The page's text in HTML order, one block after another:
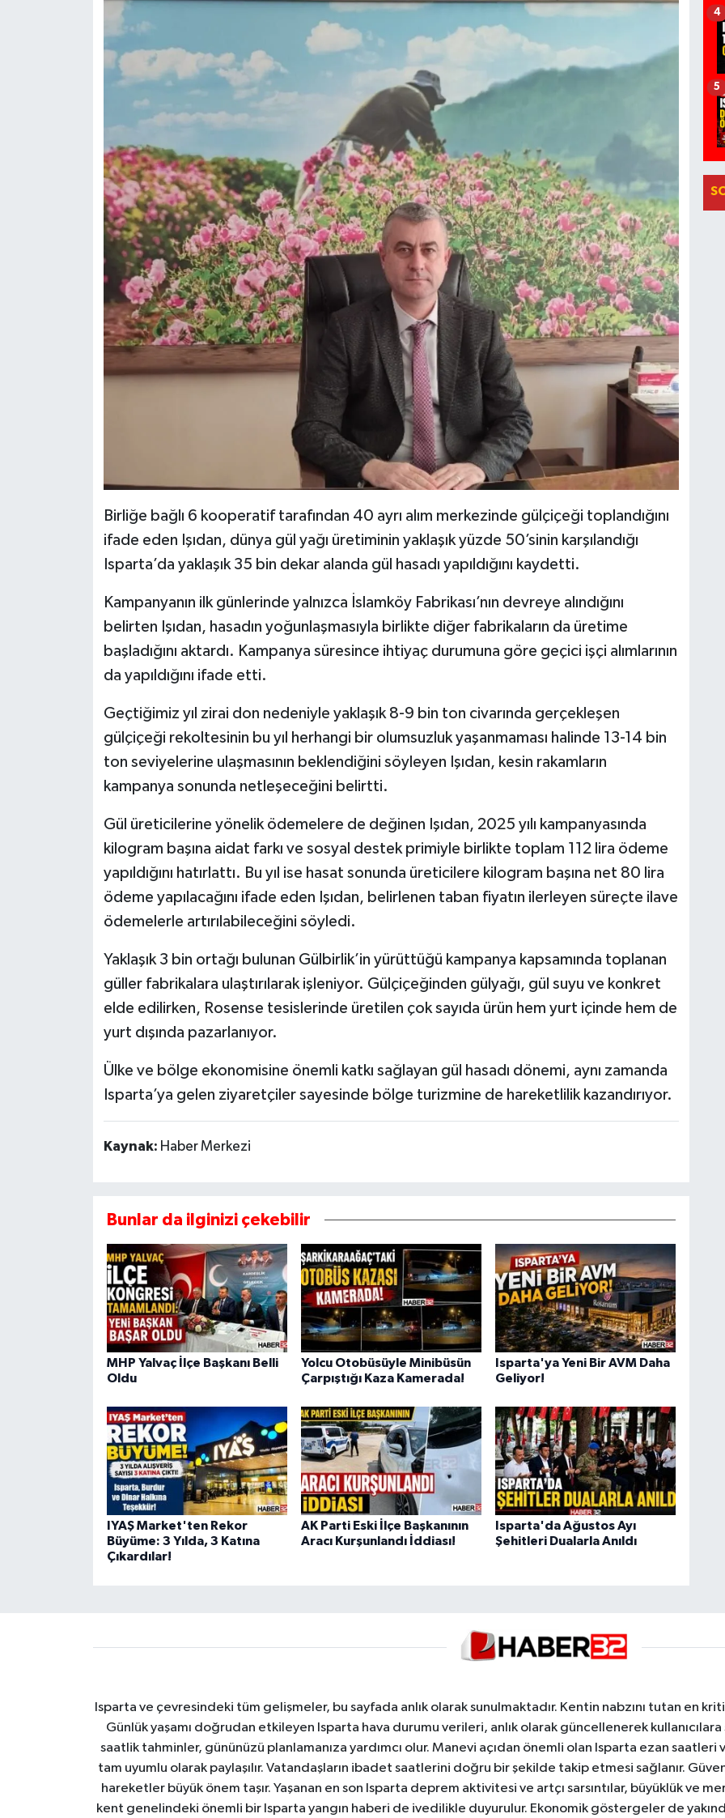
Birliğe bağlı 6 kooperatif tarafından 40 ayrı alım merkezinde gülçiçeği toplandığını
ifade eden Işıdan, dünya gül yağı üretiminin yaklaşık yüzde 50’sinin karşılandığı
Isparta’da yaklaşık 35 bin dekar alanda gül hasadı yapıldığını kaydetti.
Kampanyanın ilk günlerinde yalnızca İslamköy Fabrikası’nın devreye alındığını
belirten Işıdan, hasadın yoğunlaşmasıyla birlikte diğer fabrikaların da üretime
başladığını aktardı. Kampanya süresince ihtiyaç durumuna göre geçici işçi alımlarının
da yapıldığını ifade etti.
Geçtiğimiz yıl zirai don nedeniyle yaklaşık 8-9 bin ton civarında gerçekleşen
gülçiçeği rekoltesinin bu yıl herhangi bir olumsuzluk yaşanmaması halinde 13-14 bin
ton seviyelerine ulaşmasının beklendiğini söyleyen Işıdan, kesin rakamların
kampanya sonunda netleşeceğini belirtti.
Gül üreticilerine yönelik ödemelere de değinen Işıdan, 2025 yılı kampanyasında
kilogram başına aidat farkı ve sosyal destek primiyle birlikte toplam 112 lira ödeme
yapıldığını hatırlattı. Bu yıl ise hasat sonunda üreticilere kilogram başına net 80 lira
ödeme yapılacağını ifade eden Işıdan, belirlenen taban fiyatın ilerleyen süreçte ilave
ödemelerle artırılabileceğini söyledi.
Yaklaşık 3 bin ortağı bulunan Gülbirlik’in yürüttüğü kampanya kapsamında toplanan
güller fabrikalara ulaştırılarak işleniyor. Gülçiçeğinden gülyağı, gül suyu ve konkret
elde edilirken, Rosense tesislerinde üretilen çok sayıda ürün hem yurt içinde hem de
yurt dışında pazarlanıyor.
Ülke ve bölge ekonomisine önemli katkı sağlayan gül hasadı dönemi, aynı zamanda
Isparta’ya gelen ziyaretçiler sayesinde bölge turizmine de hareketlilik kazandırıyor.
Kaynak: Haber Merkezi
Bunlar da ilginizi çekebilir
MHP Yalvaç İlçe Başkanı Belli
Oldu
Yolcu Otobüsüyle Minibüsün
Çarpıştığı Kaza Kamerada!
Isparta'ya Yeni Bir AVM Daha
Geliyor!
IYAŞ Market'ten Rekor
Büyüme: 3 Yılda, 3 Katına
Çıkardılar!
AK Parti Eski İlçe Başkanının
Aracı Kurşunlandı İddiası!
Isparta'da Ağustos Ayı
Şehitleri Dualarla Anıldı
4
5
Isparta ve çevresindeki tüm gelişmeler, bu sayfada anlık olarak sunulmaktadır. Kentin nabzını tutan en
Günlük yaşamı doğrudan etkileyen Isparta hava durumu verileri, anlık olarak güncellenerek
saatlik tahminler, gününüzü planlamanıza yardımcı olur. Manevi açıdan önemli olan Isparta ezan
tam uyumlu olarak paylaşılır. Vatandaşların ibadet saatlerini doğru bir şekilde takip etmesi sağlanır.
hareketler büyük önem taşır. Yaşanan en son Isparta deprem aktivitesi ve artçı sarsıntılar, büyüklük ve
kent genelindeki önemli bir Isparta yangın haberi de ivedilikle duyurulur. Ekonomik göstergeler de